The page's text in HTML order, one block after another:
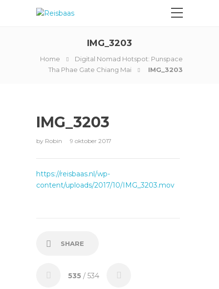
IMG_3203
Home
Digital Nomad Hotspot: Punspace
Tha Phae Gate Chiang Mai
IMG_3203
IMG_3203
by Robin 9 oktober 2017
https://reisbaas.nl/wp-
content/uploads/2017/10/IMG_3203.mov
SHARE
535 / 534